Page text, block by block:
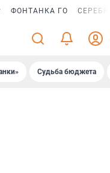
ФОНТАНКА ГО
Судьба бюджета